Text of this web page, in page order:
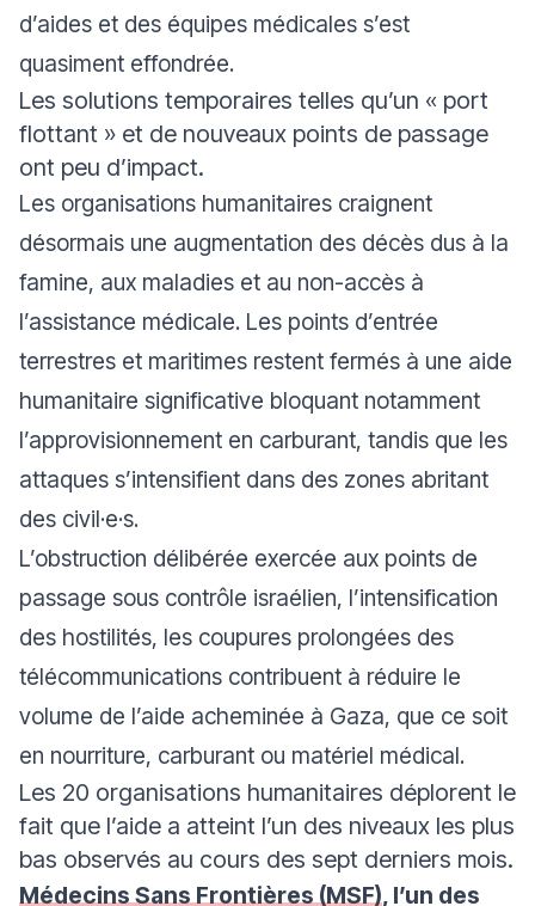
d’aides et des équipes médicales s’est
quasiment effondrée.
Les solutions temporaires telles qu’un « port
flottant » et de nouveaux points de passage
ont peu d’impact.
Les organisations humanitaires craignent
désormais une augmentation des décès dus à la
famine, aux maladies et au non-accès à
l’assistance médicale. Les points d’entrée
terrestres et maritimes restent fermés à une aide
humanitaire significative bloquant notamment
l’approvisionnement en carburant, tandis que les
attaques s’intensifient dans des zones abritant
des civil·e·s.
L’obstruction délibérée exercée aux points de
passage sous contrôle israélien, l’intensification
des hostilités, les coupures prolongées des
télécommunications contribuent à réduire le
volume de l’aide acheminée à Gaza, que ce soit
en nourriture, carburant ou matériel médical.
Les 20 organisations humanitaires déplorent le
fait que l’aide a atteint l’un des niveaux les plus
bas observés au cours des sept derniers mois.
Médecins Sans Frontières (MSF), l’un des